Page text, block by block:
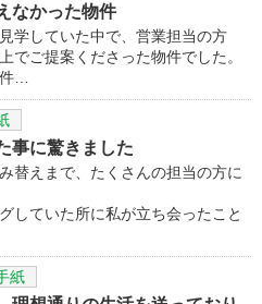
なかった物件
学していた中で、営業担当の方
でご提案くださった物件でした。
…
事に驚きました
替えまで、たくさんの担当の方に
していた所に私が立ち会ったこと
紙